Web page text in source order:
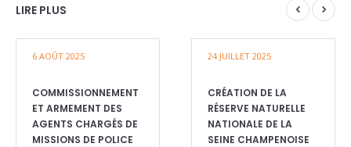
LIRE PLUS
6 AOÛT 2025
COMMISSIONNEMENT
ET ARMEMENT DES
AGENTS CHARGÉS DE
MISSIONS DE POLICE
24 JUILLET 2025
CRÉATION DE LA
RÉSERVE NATURELLE
NATIONALE DE LA
SEINE CHAMPENOISE